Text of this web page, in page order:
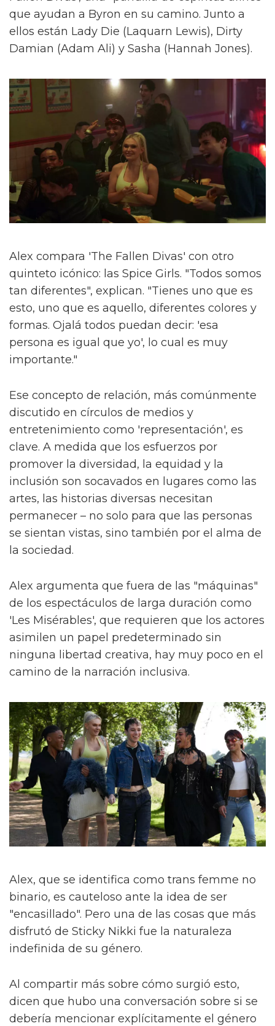
que ayudan a Byron en su camino. Junto a
ellos están Lady Die (Laquarn Lewis), Dirty
Damian (Adam Ali) y Sasha (Hannah Jones).
Alex compara 'The Fallen Divas' con otro
quinteto icónico: las Spice Girls. "Todos somos
tan diferentes", explican. "Tienes uno que es
esto, uno que es aquello, diferentes colores y
formas. Ojalá todos puedan decir: 'esa
persona es igual que yo', lo cual es muy
importante."
Ese concepto de relación, más comúnmente
discutido en círculos de medios y
entretenimiento como 'representación', es
clave. A medida que los esfuerzos por
promover la diversidad, la equidad y la
inclusión son socavados en lugares como las
artes, las historias diversas necesitan
permanecer – no solo para que las personas
se sientan vistas, sino también por el alma de
la sociedad.
Alex argumenta que fuera de las "máquinas"
de los espectáculos de larga duración como
'Les Misérables', que requieren que los actores
asimilen un papel predeterminado sin
ninguna libertad creativa, hay muy poco en el
camino de la narración inclusiva.
Alex, que se identifica como trans femme no
binario, es cauteloso ante la idea de ser
"encasillado". Pero una de las cosas que más
disfrutó de Sticky Nikki fue la naturaleza
indefinida de su género.
Al compartir más sobre cómo surgió esto,
dicen que hubo una conversación sobre si se
debería mencionar explícitamente el género